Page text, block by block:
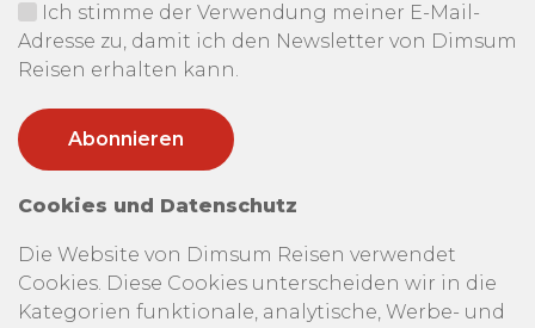
Ich stimme der Verwendung meiner E-Mail-
Adresse zu, damit ich den Newsletter von Dimsum
Reisen erhalten kann.
Cookies und Datenschutz
Die Website von Dimsum Reisen verwendet
Cookies. Diese Cookies unterscheiden wir in die
Kategorien funktionale, analytische, Werbe- und